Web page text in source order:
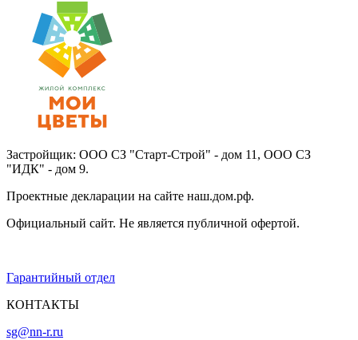
Застройщик: ООО СЗ "Старт-Строй" - дом 11, ООО СЗ
"ИДК" - дом 9.
Проектные декларации на сайте наш.дом.рф.
Официальный сайт. Не является публичной офертой.
Гарантийный отдел
КОНТАКТЫ
sg@nn-r.ru